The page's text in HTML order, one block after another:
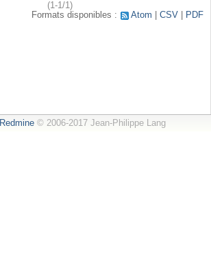
(1-1/1)
Formats disponibles :
Atom CSV PDF
Redmine© 2006-2017 Jean-Philippe Lang